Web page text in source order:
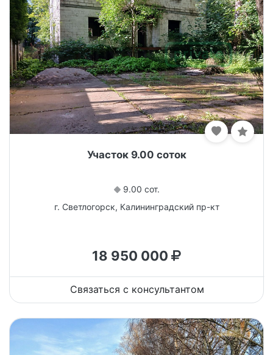
Участок 9.00 соток
9.00 сот.
г. Светлогорск, Калининградский пр-кт
18 950 000
Связаться с консультантом